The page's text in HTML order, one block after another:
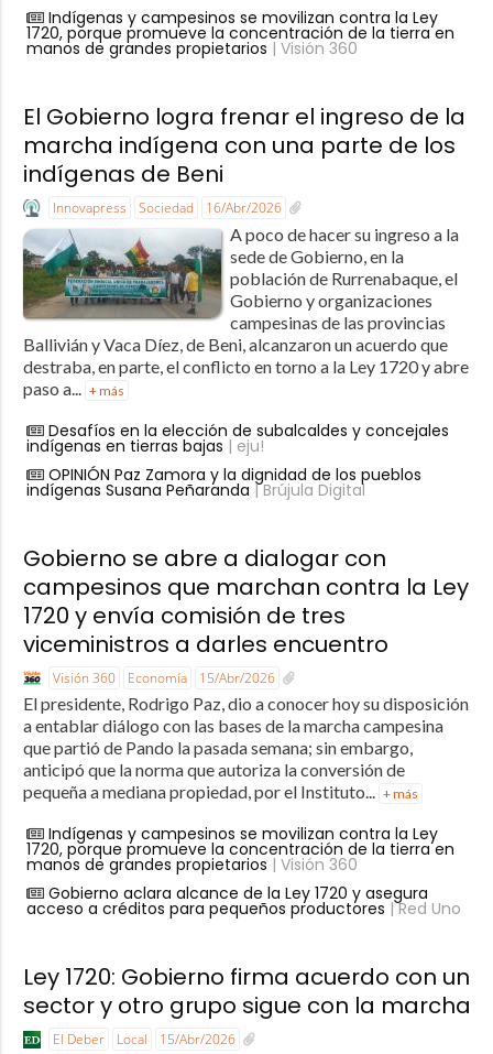
Indígenas y campesinos se movilizan contra la Ley
1720, porque promueve la concentración de la tierra en
manos de grandes propietarios | Visión 360
El Gobierno logra frenar el ingreso de la
marcha indígena con una parte de los
indígenas de Beni
Innovapress Sociedad 16/Abr/2026
A poco de hacer su ingreso a la
sede de Gobierno, en la
población de Rurrenabaque, el
Gobierno y organizaciones
campesinas de las provincias
Ballivián y Vaca Díez, de Beni, alcanzaron un acuerdo que
destraba, en parte, el conflicto en torno a la Ley 1720 y abre
paso a...
+ más
Desafíos en la elección de subalcaldes y concejales
indígenas en tierras bajas | eju!
OPINIÓN Paz Zamora y la dignidad de los pueblos
indígenas Susana Peñaranda | Brújula Digital
Gobierno se abre a dialogar con
campesinos que marchan contra la Ley
1720 y envía comisión de tres
viceministros a darles encuentro
Visión 360 Economía 15/Abr/2026
El presidente, Rodrigo Paz, dio a conocer hoy su disposición
a entablar diálogo con las bases de la marcha campesina
que partió de Pando la pasada semana; sin embargo,
anticipó que la norma que autoriza la conversión de
pequeña a mediana propiedad, por el Instituto... + más
Indígenas y campesinos se movilizan contra la Ley
1720, porque promueve la concentración de la tierra en
manos de grandes propietarios | Visión 360
Gobierno aclara alcance de la Ley 1720 y asegura
acceso a créditos para pequeños productores | Red Uno
Ley 1720: Gobierno firma acuerdo con un
sector y otro grupo sigue con la marcha
El Deber Local 15/Abr/2026